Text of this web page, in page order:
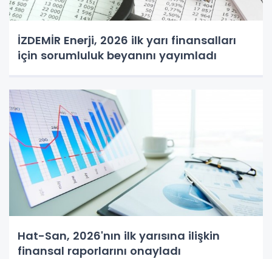
İZDEMİR Enerji, 2026 ilk yarı finansalları
için sorumluluk beyanını yayımladı
Hat-San, 2026'nın ilk yarısına ilişkin
finansal raporlarını onayladı